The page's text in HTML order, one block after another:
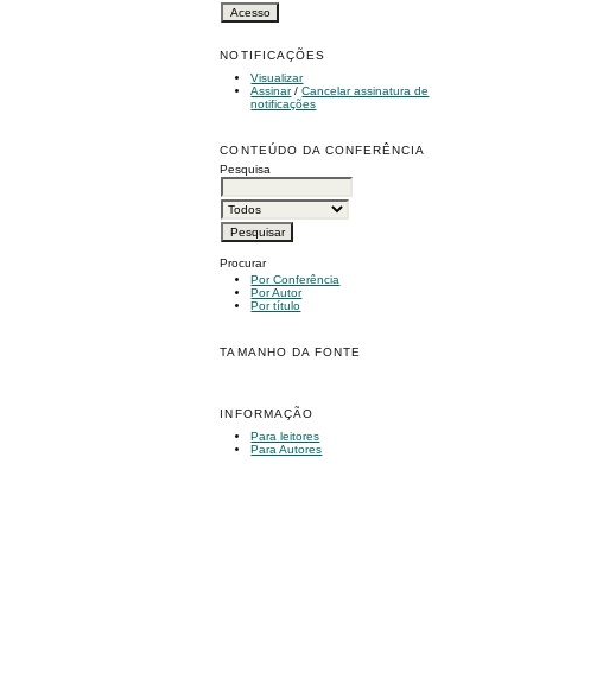
NOTIFICAÇÕES
Visualizar
Assinar/Cancelar assinatura de
notificações
CONTEÚDO DA CONFERÊNCIA
Pesquisa
Procurar
Por Conferência
Por Autor
Por título
TAMANHO DA FONTE
INFORMAÇÃO
Para leitores
Para Autores